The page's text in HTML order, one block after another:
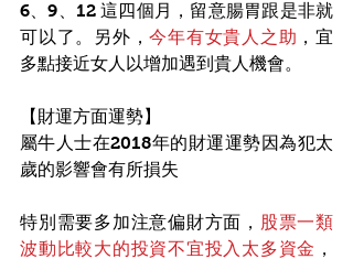
6、9、12 這四個月，留意腸胃跟是非就
可以了。另外，今年有女貴人之助 ，宜
多點接近女人以增加遇到貴人機會。
【財運方面運勢】
屬牛人士在2018年的財運運勢因為犯太
歲的影響會有所損失
特別需要多加注意偏財方面，
股票一類
波動比較大的投資不宜投入太多資金 ，